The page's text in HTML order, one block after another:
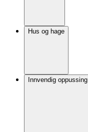
Hus og hage
Innvendig oppussing